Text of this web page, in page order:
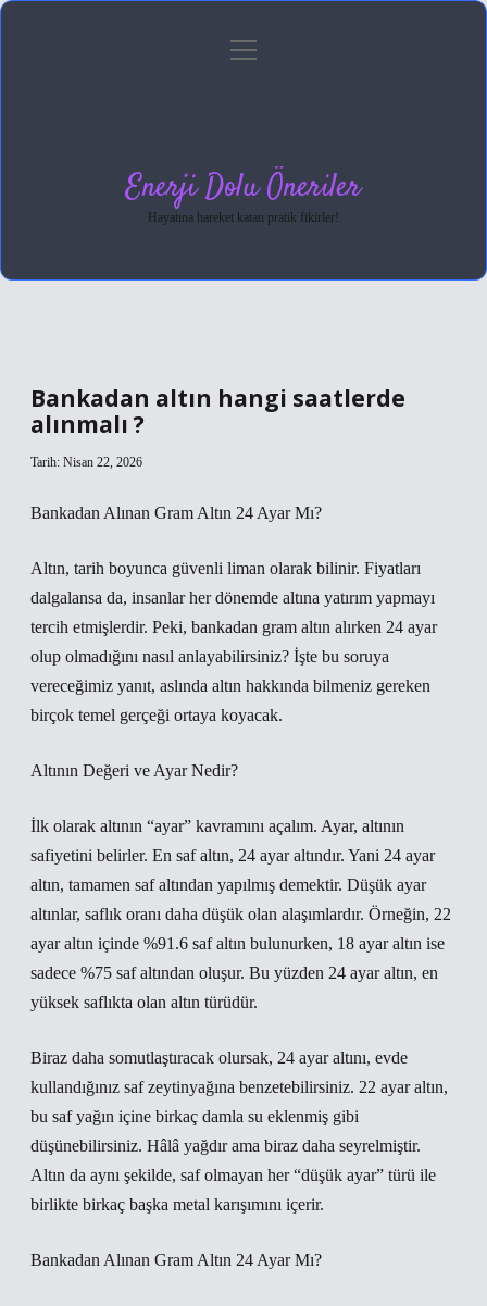
Gizlilik Politikası
menüyü
Enerji Dolu Öneriler
Hayatına hareket katan pratik fikirler!
Bankadan altın hangi saatlerde
alınmalı ?
Tarih: Nisan 22, 2026
Bankadan Alınan Gram Altın 24 Ayar Mı?
Altın, tarih boyunca güvenli liman olarak bilinir. Fiyatları
dalgalansa da, insanlar her dönemde altına yatırım yapmayı
tercih etmişlerdir. Peki, bankadan gram altın alırken 24 ayar
olup olmadığını nasıl anlayabilirsiniz? İşte bu soruya
vereceğimiz yanıt, aslında altın hakkında bilmeniz gereken
birçok temel gerçeği ortaya koyacak.
Altının Değeri ve Ayar Nedir?
İlk olarak altının “ayar” kavramını açalım. Ayar, altının
safiyetini belirler. En saf altın, 24 ayar altındır. Yani 24 ayar
altın, tamamen saf altından yapılmış demektir. Düşük ayar
altınlar, saflık oranı daha düşük olan alaşımlardır. Örneğin, 22
ayar altın içinde %91.6 saf altın bulunurken, 18 ayar altın ise
sadece %75 saf altından oluşur. Bu yüzden 24 ayar altın, en
yüksek saflıkta olan altın türüdür.
Biraz daha somutlaştıracak olursak, 24 ayar altını, evde
kullandığınız saf zeytinyağına benzetebilirsiniz. 22 ayar altın,
bu saf yağın içine birkaç damla su eklenmiş gibi
düşünebilirsiniz. Hâlâ yağdır ama biraz daha seyrelmiştir.
Altın da aynı şekilde, saf olmayan her “düşük ayar” türü ile
birlikte birkaç başka metal karışımını içerir.
Bankadan Alınan Gram Altın 24 Ayar Mı?